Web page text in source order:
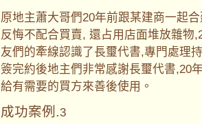
原地主蕭大哥們20年前跟某建商一起
反悔不配合買賣, 還占用店面堆放雜物
友們的牽線認識了長璽代書,專門處理
簽完約後地主們非常感謝長璽代書,20
給有需要的買方來善後使用。
成功案例.3